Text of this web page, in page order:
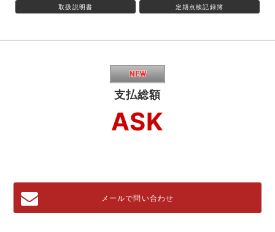
取扱説明書 定期点検記録簿
支払総額
ASK
メールで問い合わせ